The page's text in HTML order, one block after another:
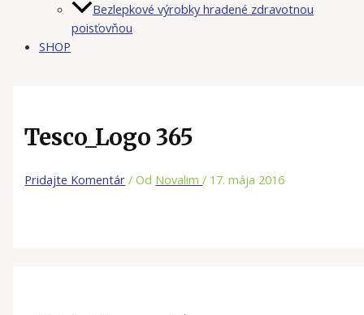
Bezlepkové výrobky hradené zdravotnou
poisťovňou
SHOP
Tesco_Logo 365
Pridajte Komentár / Od Novalim/ 17. mája 2016